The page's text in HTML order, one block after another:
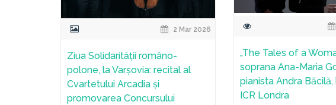
2 Mar 2026
Ziua Solidarității româno-
polone, la Varșovia: recital al
Cvartetului Arcadia și
promovarea Concursului
„The Tales of a
soprana Ana-Maria
pianista Andra
ICR Londra